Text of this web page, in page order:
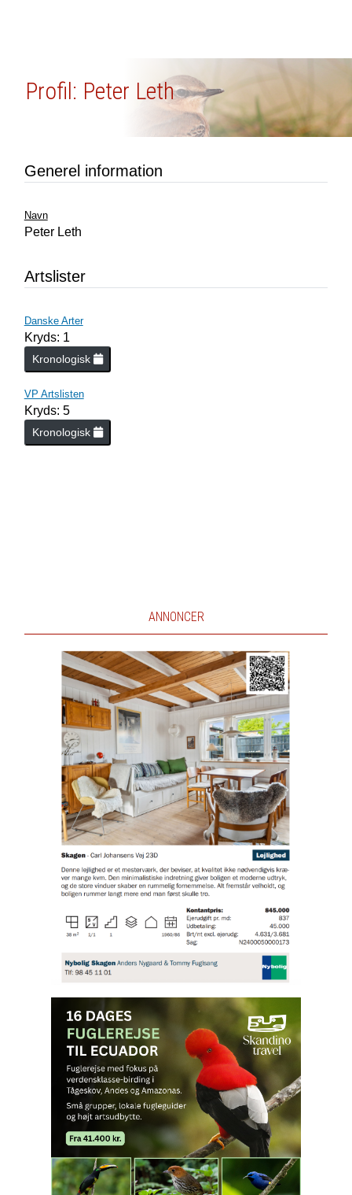
Profil: Peter Leth
Generel information
Navn
Peter Leth
Artslister
Danske Arter
Kryds: 1
Kronologisk
VP Artslisten
Kryds: 5
Kronologisk
ANNONCER